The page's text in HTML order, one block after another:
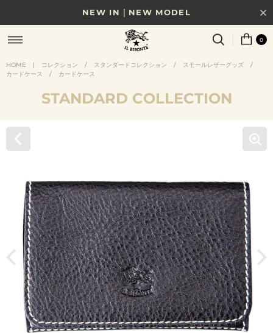
NEW IN｜NEW MODEL
8/17(月)10時まで｜税込11,000円以上で送料無料
贈る相手やシーンから選べる、新しいギフトガイド
0
HOME | コレクション / スタンダードコレクション / スモールレザーグッズ
/
カードケース
/ カードケース
STANDARD COLLECTION